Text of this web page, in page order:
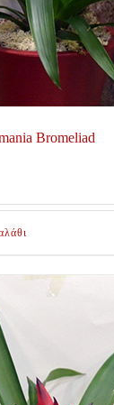
Bromeliad